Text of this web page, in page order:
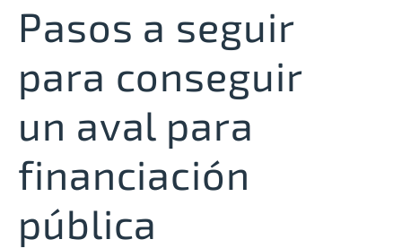
Pasos a seguir
para conseguir
un aval para
financiación
pública